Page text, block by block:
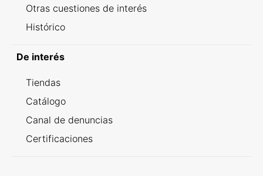
Otras cuestiones de interés
Histórico
De interés
Tiendas
Catálogo
Canal de denuncias
Certificaciones